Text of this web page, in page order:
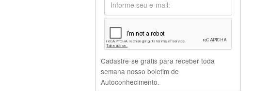
Cadastre-se grátis para receber toda
semana nosso boletim de
Autoconhecimento.